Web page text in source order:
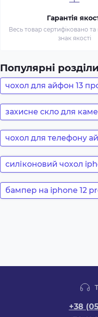
Гарантія
Весь товар сертифіковано та
знак якості
Популярні розділи
чохол для айфон 13
захисне скло для
чохол для телефону
силіконовий чохол
бампер на iphone 12
+38